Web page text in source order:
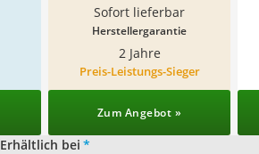
Sofort lieferbar
Herstellergarantie
2 Jahre
Preis-Leistungs-Sieger
Zum Angebot »
Erhältlich bei *